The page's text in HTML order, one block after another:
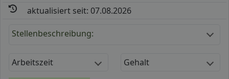
aktualisiert seit: 07.08.2026
Stellenbeschreibung:
Arbeitszeit Gehalt